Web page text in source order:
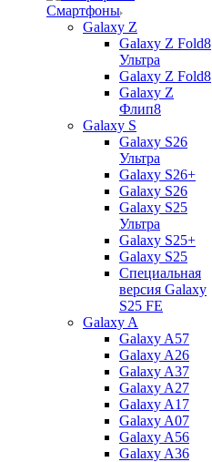
Смартфоны
Galaxy Z
Galaxy Z Fold8
Ультра
Galaxy Z Fold8
Galaxy Z
Флип8
Galaxy S
Galaxy S26
Ультра
Galaxy S26+
Galaxy S26
Galaxy S25
Ультра
Galaxy S25+
Galaxy S25
Специальная
версия Galaxy
S25 FE
Galaxy A
Galaxy A57
Galaxy A26
Galaxy A37
Galaxy A27
Galaxy A17
Galaxy A07
Galaxy A56
Galaxy A36